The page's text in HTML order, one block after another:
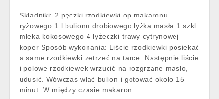
Składniki: 2 pęczki rzodkiewki op makaronu
ryżowego 1 l bulionu drobiowego łyżka masła 1 szkl
mleka kokosowego 4 łyżeczki trawy cytrynowej
koper Sposób wykonania: Liście rzodkiewki posiekać
a same rzodkiewki zetrzeć na tarce. Następnie liście
i polowe rzodkiewek wrzucić na rozgrzane masło,
udusić. Wówczas wlać bulion i gotować około 15
minut. W między czasie makaron…